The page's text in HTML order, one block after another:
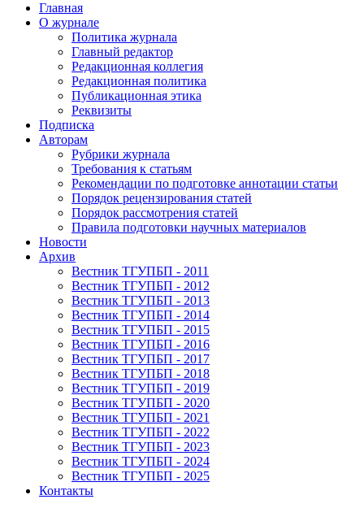
Главная
О журнале
Политика журнала
Главный редактор
Редакционная коллегия
Редакционная политика
Публикационная этика
Реквизиты
Подписка
Авторам
Рубрики журнала
Требования к статьям
Рекомендации по подготовке аннотации статьи
Порядок рецензирования статей
Порядок рассмотрения статей
Правила подготовки научных материалов
Новости
Архив
Вестник ТГУПБП - 2011
Вестник ТГУПБП - 2012
Вестник ТГУПБП - 2013
Вестник ТГУПБП - 2014
Вестник ТГУПБП - 2015
Вестник ТГУПБП - 2016
Вестник ТГУПБП - 2017
Вестник ТГУПБП - 2018
Вестник ТГУПБП - 2019
Вестник ТГУПБП - 2020
Вестник ТГУПБП - 2021
Вестник ТГУПБП - 2022
Вестник ТГУПБП - 2023
Вестник ТГУПБП - 2024
Вестник ТГУПБП - 2025
Контакты